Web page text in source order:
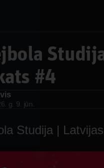
#4
g. 9. jūn.
Studija |